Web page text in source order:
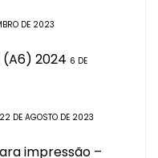
DE 2023
2024 6 DE
22 DE AGOSTO DE 2023
impressão –